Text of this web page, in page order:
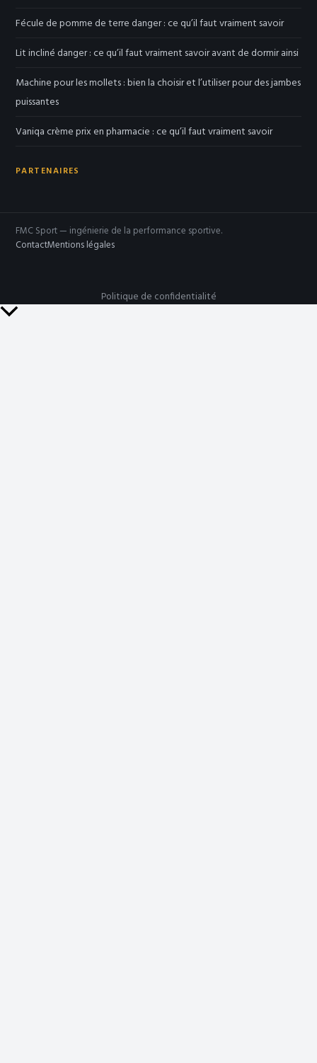
Fécule de pomme de terre danger : ce qu’il faut vraiment savoir
Lit incliné danger : ce qu’il faut vraiment savoir avant de dormir ainsi
Machine pour les mollets : bien la choisir et l’utiliser pour des jambes
puissantes
Vaniqa crème prix en pharmacie : ce qu’il faut vraiment savoir
PARTENAIRES
FMC Sport — ingénierie de la performance sportive.
ContactMentions légales
Politique de confidentialité